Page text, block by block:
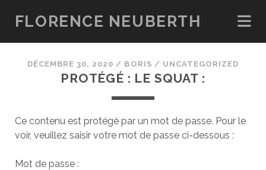
FLORENCE NEUBERTH
DÉCEMBRE 30, 2020 / BORIS / UNCATEGORIZED
PROTÉGÉ : LE SQUAT :
Ce contenu est protégé par un mot de passe. Pour le
voir, veuillez saisir votre mot de passe ci-dessous :
Mot de passe :